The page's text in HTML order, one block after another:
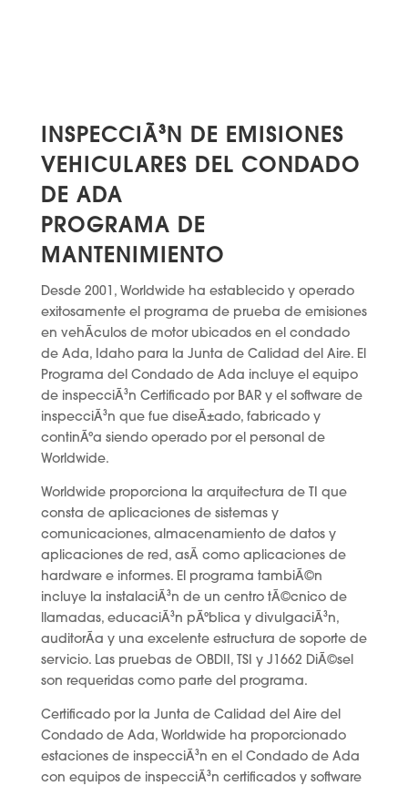
INSPECCIÃ³N DE EMISIONES
VEHICULARES DEL CONDADO
DE ADA
PROGRAMA DE
MANTENIMIENTO
Desde 2001, Worldwide ha establecido y operado
exitosamente el programa de prueba de emisiones
en vehÃ­culos de motor ubicados en el condado
de Ada, Idaho para la Junta de Calidad del Aire. El
Programa del Condado de Ada incluye el equipo
de inspecciÃ³n Certificado por BAR y el software de
inspecciÃ³n que fue diseÃ±ado, fabricado y
continÃºa siendo operado por el personal de
Worldwide.
Worldwide proporciona la arquitectura de TI que
consta de aplicaciones de sistemas y
comunicaciones, almacenamiento de datos y
aplicaciones de red, asÃ­ como aplicaciones de
hardware e informes. El programa tambiÃ©n
incluye la instalaciÃ³n de un centro tÃ©cnico de
llamadas, educaciÃ³n pÃºblica y divulgaciÃ³n,
auditorÃ­a y una excelente estructura de soporte de
servicio. Las pruebas de OBDII, TSI y J1662 DiÃ©sel
son requeridas como parte del programa.
Certificado por la Junta de Calidad del Aire del
Condado de Ada, Worldwide ha proporcionado
estaciones de inspecciÃ³n en el Condado de Ada
con equipos de inspecciÃ³n certificados y software